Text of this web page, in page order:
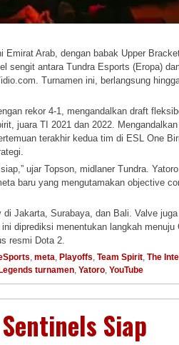
Emirat Arab, dengan babak Upper
sengit antara Tundra Esports (Eropa)
Turnamen ini, berlangsung
rekor 4-1, mengandalkan draft
juara TI 2021 dan 2022.
terakhir kedua tim di ESL One
ujar Topson, midlaner Tundra. Yatoro
baru yang mengutamakan objective
Jakarta, Surabaya, dan Bali. Valve
diprediksi menentukan langkah menuju
resmi Dota 2.
, meta, Playoffs, Team Spirit, The
turnamen, Yatoro, YouTube
Siap